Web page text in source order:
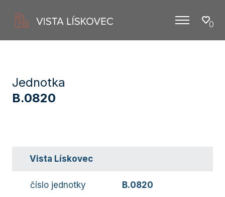
Menu 0
Jednotka
B.0820
Vista Lískovec
číslo jednotky B.0820